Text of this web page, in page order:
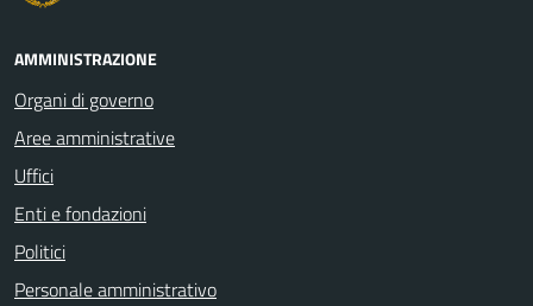
AMMINISTRAZIONE
Organi di governo
Aree amministrative
Uffici
Enti e fondazioni
Politici
Personale amministrativo